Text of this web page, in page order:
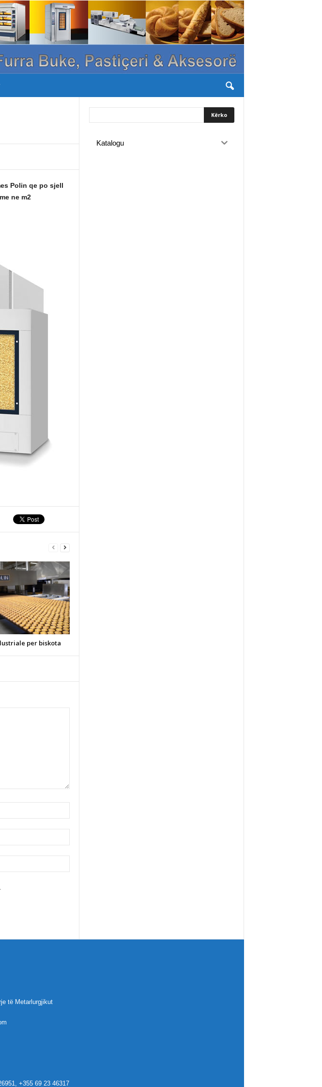
Polin qe po sjell
ne m2
per biskota
Katalogu
të Metarlurgjikut
+355 69 23 46317